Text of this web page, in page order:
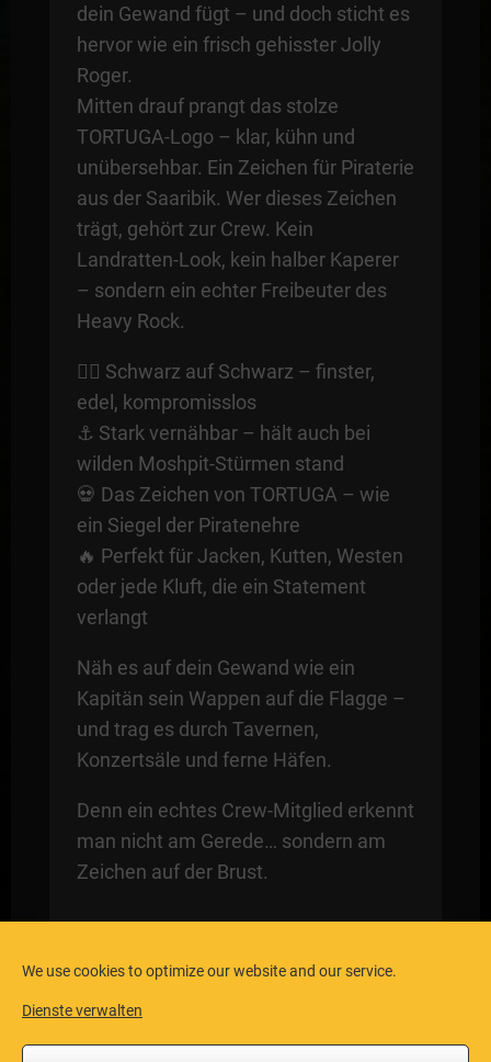
We use cookies to optimize our website and our service.
Dienste verwalten
dein Gewand fügt – und doch sticht es
hervor wie ein frisch gehisster Jolly
Roger.
Mitten drauf prangt das stolze
TORTUGA-Logo – klar, kühn und
unübersehbar. Ein Zeichen für Piraterie
aus der Saaribik. Wer dieses Zeichen
trägt, gehört zur Crew. Kein
Landratten-Look, kein halber Kaperer
– sondern ein echter Freibeuter des
Heavy Rock.
🏴‍☠️ Schwarz auf Schwarz – finster,
edel, kompromisslos
⚓ Stark vernähbar – hält auch bei
wilden Moshpit-Stürmen stand
💀 Das Zeichen von TORTUGA – wie
ein Siegel der Piratenehre
🔥 Perfekt für Jacken, Kutten, Westen
oder jede Kluft, die ein Statement
verlangt
Näh es auf dein Gewand wie ein
Kapitän sein Wappen auf die Flagge –
und trag es durch Tavernen,
Konzertsäle und ferne Häfen.
Denn ein echtes Crew-Mitglied erkennt
man nicht am Gerede… sondern am
Zeichen auf der Brust.